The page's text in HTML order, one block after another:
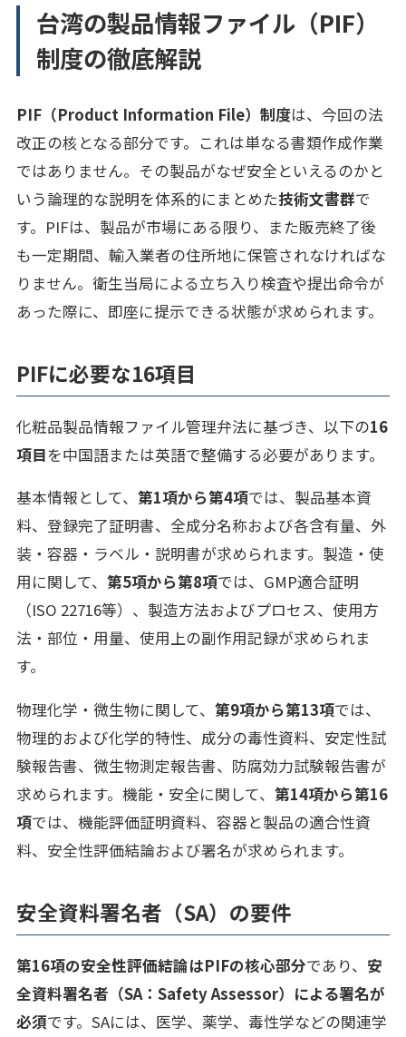
台湾の製品情報ファイル（PIF）
制度の徹底解説
PIF（Product Information File）制度は、今回の法
改正の核となる部分です。これは単なる書類作成作業
ではありません。その製品がなぜ安全といえるのかと
いう論理的な説明を体系的にまとめた技術文書群で
す。PIFは、製品が市場にある限り、また販売終了後
も一定期間、輸入業者の住所地に保管されなければな
りません。衛生当局による立ち入り検査や提出命令が
あった際に、即座に提示できる状態が求められます。
PIFに必要な16項目
化粧品製品情報ファイル管理弁法に基づき、以下の16
項目を中国語または英語で整備する必要があります。
基本情報として、 第1項から第4項では、製品基本資
料、登録完了証明書、全成分名称および各含有量、外
装・容器・ラベル・説明書が求められます。製造・使
用に関して、 第5項から第8項では、GMP適合証明
（ISO 22716等）、製造方法およびプロセス、使用方
法・部位・用量、使用上の副作用記録が求められま
す。
物理化学・微生物に関して、 第9項から第13項では、
物理的および化学的特性、成分の毒性資料、安定性試
験報告書、微生物測定報告書、防腐効力試験報告書が
求められます。機能・安全に関して、 第14項から第16
項では、機能評価証明資料、容器と製品の適合性資
料、安全性評価結論および署名が求められます。
安全資料署名者（SA）の要件
第16項の安全性評価結論はPIFの核心部分であり、 安
全資料署名者（SA：Safety Assessor）による署名が
必須です。SAには、医学、薬学、毒性学などの関連学